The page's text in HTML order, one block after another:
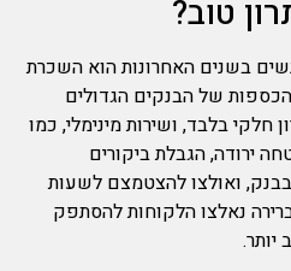
טוב?
בשנים האחרונות הוא השכרת
של הבנקים הגדולים
חלקי בלבד, ושירות מינימלי, כמו
ירודה, הגבלת ביקורים
ואולצו להצטמצם לשעות
נאלצו הלקוחות להסתפק
יותר.